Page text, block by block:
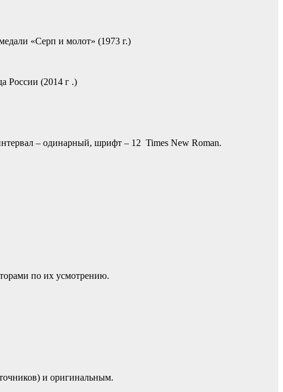
«Серп и молот» (1973 г.)
России (2014 г .)
– одинарный, шрифт – 12 Times New Roman.
по их усмотрению.
и оригинальным.